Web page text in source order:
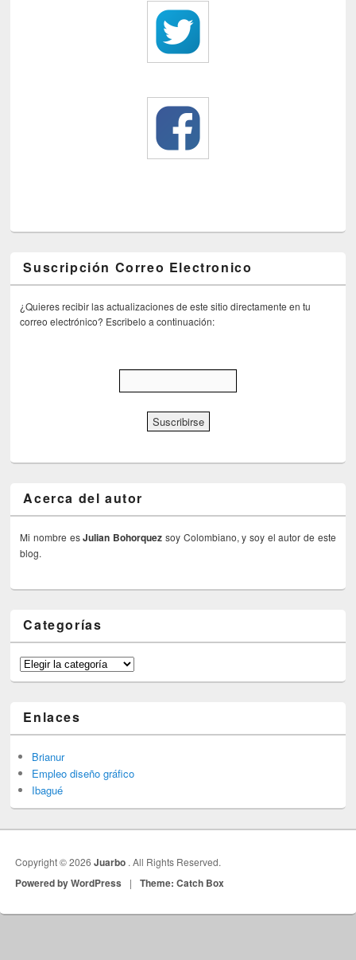
Suscripción Correo Electronico
¿Quieres recibir las actualizaciones de este sitio directamente en tu
correo electrónico? Escribelo a continuación:
Acerca del autor
Mi nombre esJulian Bohorquez soy Colombiano, y soy el autor de este
blog.
Categorías
Categorías
Enlaces
Brianur
Empleo diseño gráfico
Ibagué
Copyright © 2026Juarbo . All Rights Reserved.
Powered by WordPress | Theme: Catch Box